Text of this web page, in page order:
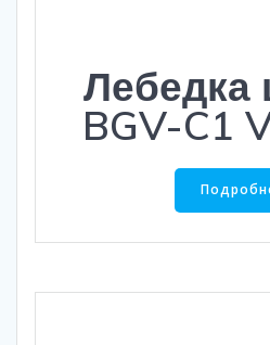
Лебедка
BGV-C1